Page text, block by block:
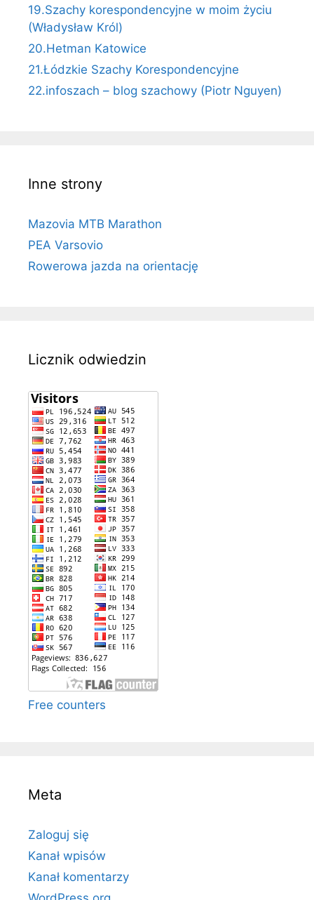
19.Szachy korespondencyjne w moim życiu
(Władysław Król)
20.Hetman Katowice
21.Łódzkie Szachy Korespondencyjne
22.infoszach – blog szachowy (Piotr Nguyen)
Inne strony
Mazovia MTB Marathon
PEA Varsovio
Rowerowa jazda na orientację
Licznik odwiedzin
Free counters
Meta
Zaloguj się
Kanał wpisów
Kanał komentarzy